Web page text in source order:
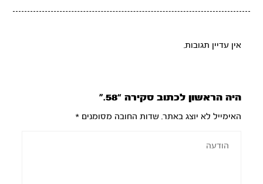
אין עדיין תגובות.
היה הראשון לכתוב סקירה “58.”
האימייל לא יוצג באתר. שדות החובה מסומנים*